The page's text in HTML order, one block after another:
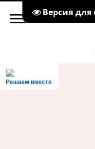
Версия
Решаем вместе